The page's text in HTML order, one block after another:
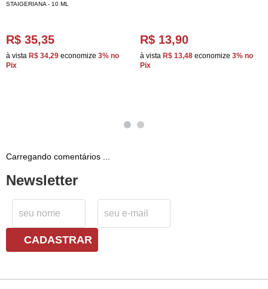
STAIGERIANA - 10 ML
R$ 35,35
à vista R$ 34,29 economize 3% no
Pix
R$ 13,90
à vista R$ 13,48 economize 3% no
Pix
Carregando comentários ...
Newsletter
CADASTRAR